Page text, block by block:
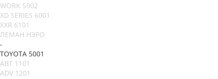
WORK 5902
XD SERIES 6001
XXR 6101
ЛЕМАН НЭРО
-
TOYOTA 5001
ABT 1101
ADV 1201